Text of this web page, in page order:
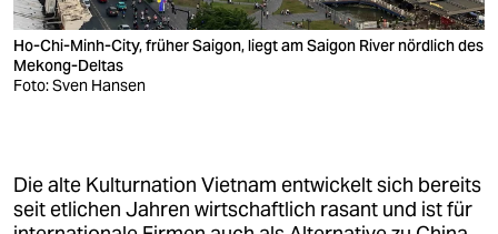
Transfer zum Hotel im Zentrum von Ho-Chi-
Minh-City
nach einem Kaffee/einer Erfrischung im Hotel
ein gemütlicher Spaziergang im „kolonialen“
Rathaus)
ein frühes Mittagessen in einem Nudelrestaurant
Ho-Chi-Minh-City, früher Saigon, liegt am Saigon River nördlich des
Mekong-Deltas
Foto: Sven Hansen
Die alte Kulturnation Vietnam entwickelt sich bereits
seit etlichen Jahren wirtschaftlich rasant und ist für